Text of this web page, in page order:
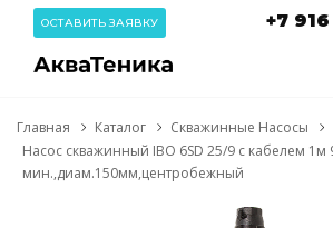
ОСТАВИТЬ ЗАЯВКУ +7
Главная Каталог
Скважинные Насосы
Насос скважинный IBO 6SD 25/9 с кабелем 1м
мин.,диам.150мм,центробежный